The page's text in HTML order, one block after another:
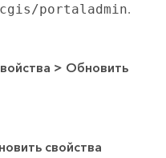
portaladmin.
> Обновить
свойства